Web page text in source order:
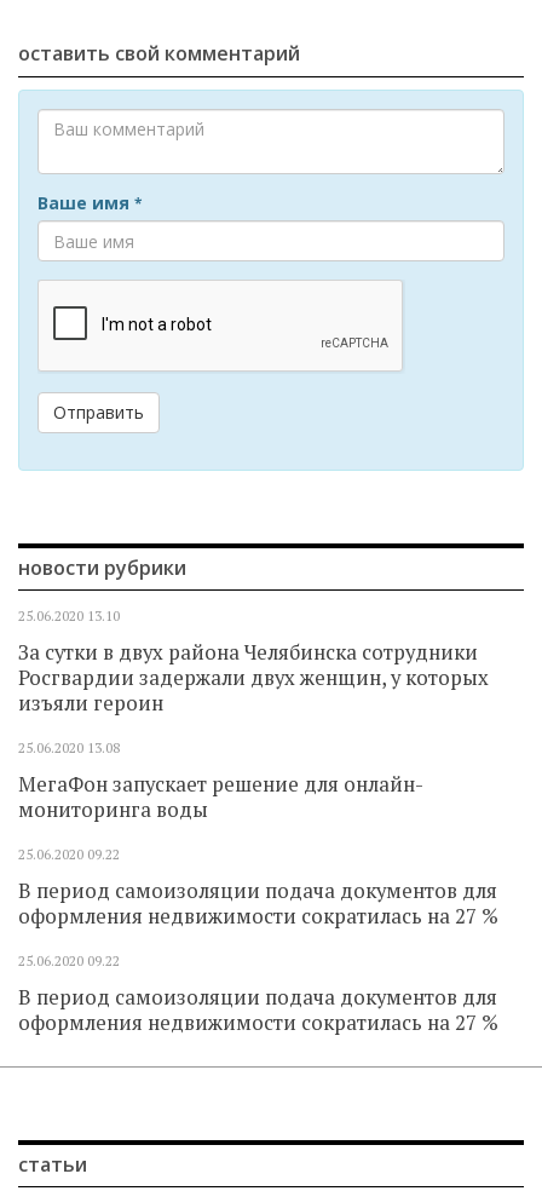
оставить свой комментарий
Ваше имя *
Отправить
новости рубрики
25.06.2020 13.10
За сутки в двух района Челябинска сотрудники
Росгвардии задержали двух женщин, у которых
изъяли героин
25.06.2020 13.08
МегаФон запускает решение для онлайн-
мониторинга воды
25.06.2020 09.22
В период самоизоляции подача документов для
оформления недвижимости сократилась на 27 %
25.06.2020 09.22
В период самоизоляции подача документов для
оформления недвижимости сократилась на 27 %
статьи